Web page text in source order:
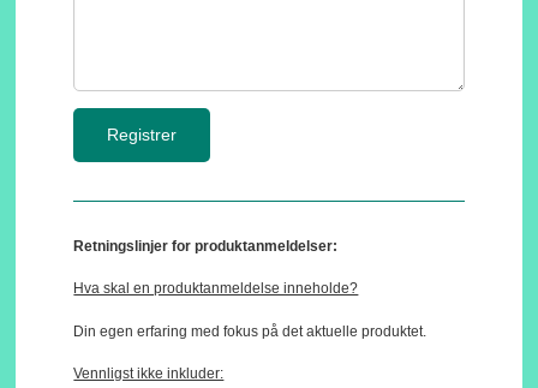
Retningslinjer for produktanmeldelser:
Hva skal en produktanmeldelse inneholde?
Din egen erfaring med fokus på det aktuelle produktet.
Vennligst ikke inkluder: